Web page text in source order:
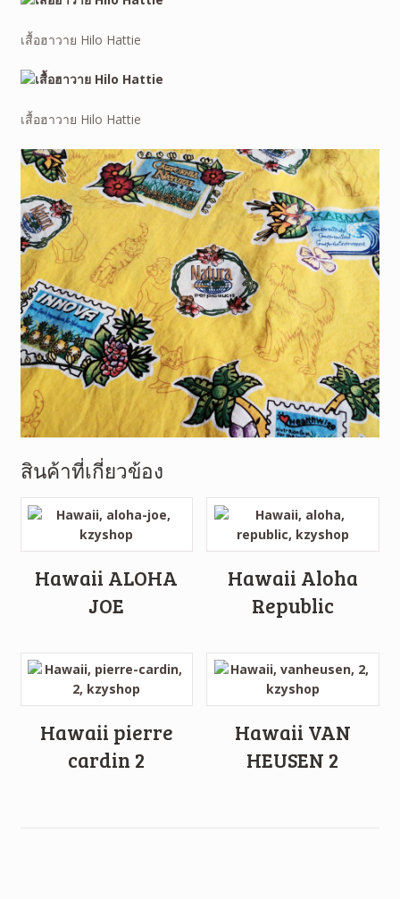
เสื้อฮาวาย Hilo Hattie
เสื้อฮาวาย Hilo Hattie
สินค้าที่เกี่ยวข้อง
Hawaii ALOHA
JOE
Hawaii Aloha
Republic
Hawaii pierre
cardin 2
Hawaii VAN
HEUSEN 2